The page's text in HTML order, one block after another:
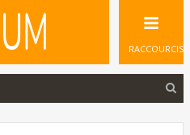
RACCOURCIS